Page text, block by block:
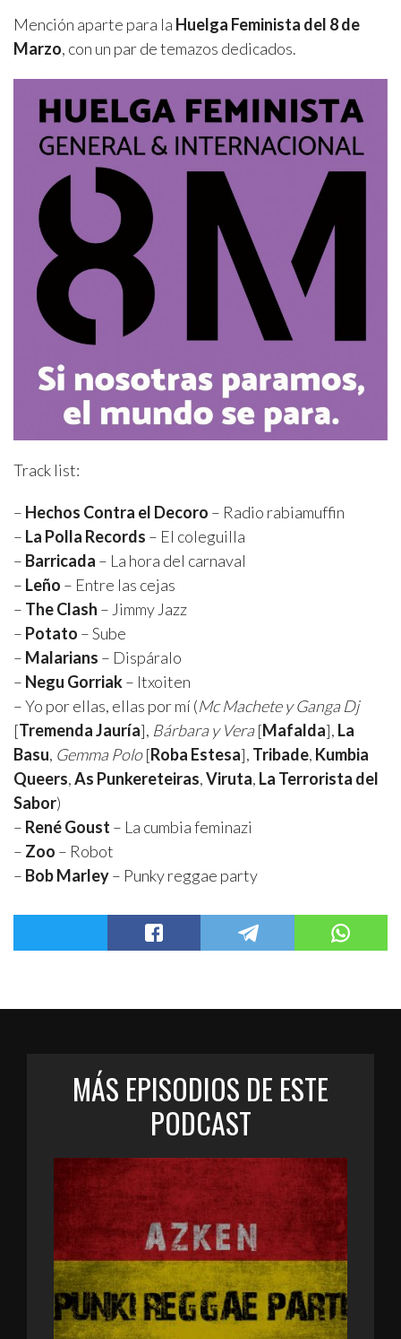
Mención aparte para la Huelga Feminista del 8 de
Marzo, con un par de temazos dedicados.
Track list:
– Hechos Contra el Decoro – Radio rabiamuffin
– La Polla Records – El coleguilla
– Barricada – La hora del carnaval
– Leño – Entre las cejas
– The Clash – Jimmy Jazz
– Potato – Sube
– Malarians – Dispáralo
– Negu Gorriak– Itxoiten
– Yo por ellas, ellas por mí (Mc Machete y Ganga Dj
[Tremenda Jauría], Bárbara y Vera [Mafalda], La
Basu, Gemma Polo[Roba Estesa], Tribade, Kumbia
Queers,As Punkereteiras,Viruta, La Terrorista del
Sabor)
– René Goust – La cumbia feminazi
– Zoo – Robot
– Bob Marley– Punky reggae party
MÁS EPISODIOS DE ESTE
PODCAST